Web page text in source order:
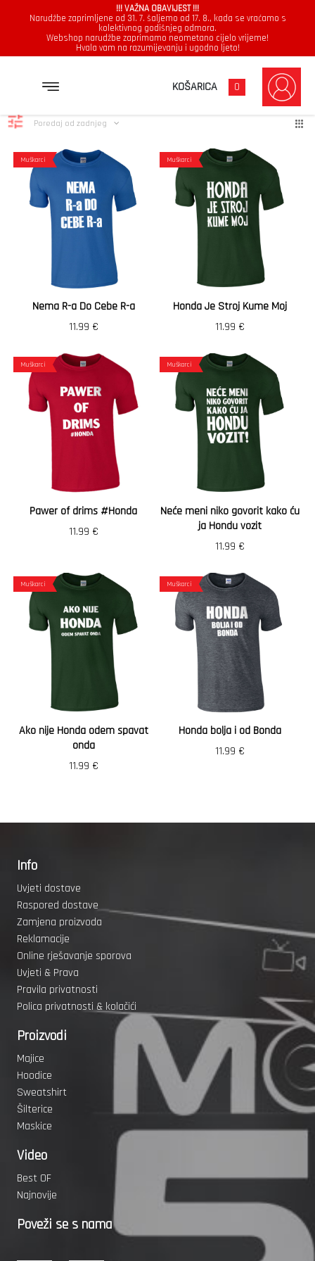
!!! VAŽNA OBAVIJEST !!!
Narudžbe zaprimljene od 31. 7. šaljemo od 17. 8., kada se vraćamo s
kolektivnog godišnjeg odmora.
Webshop narudžbe zaprimamo neometano cijelo vrijeme!
Hvala vam na razumijevanju i ugodno ljeto!
KOŠARICA 0
Honda Prikazuje se svih 6 rezultataPoredano
Poredaj od zadnjeg
Muškarci
Nema R-a Do Cebe R-a
11.99 €
Muškarci
Honda Je Stroj Kume Moj
11.99 €
Muškarci
Pawer of drims #Honda
11.99 €
Muškarci
Neće meni niko govorit kako ću
ja Hondu vozit
11.99 €
Muškarci
Ako nije Honda odem spavat
onda
11.99 €
Muškarci
Honda bolja i od Bonda
11.99 €
Info
Uvjeti dostave
Raspored dostave
Zamjena proizvoda
Reklamacije
Online rješavanje sporova
Uvjeti & Prava
Pravila privatnosti
Polica privatnosti & kolačići
Proizvodi
Majice
Hoodice
Sweatshirt
Šilterice
Maskice
Video
Best OF
Najnovije
Poveži se s nama